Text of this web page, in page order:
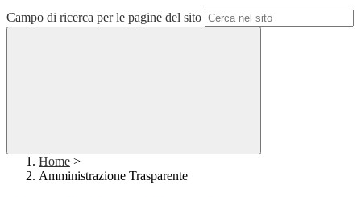
Campo di ricerca per le pagine del sito
Home >
Amministrazione Trasparente